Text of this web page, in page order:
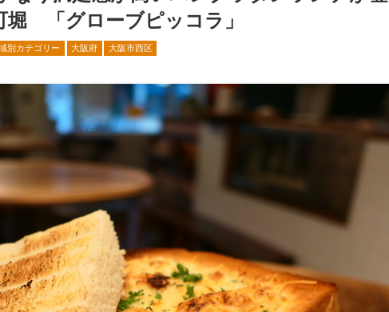
「グローブピッコラ」
別カテゴリー 大阪府 大阪市西区